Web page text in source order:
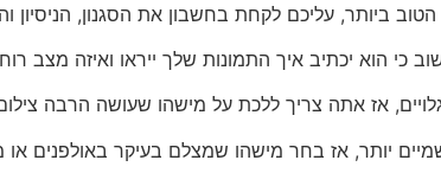
ביותר, עליכם לקחת בחשבון את הסגנון, הניסיון
כי הוא יכתיב איך התמונות שלך ייראו ואיזה מצב
אז אתה צריך ללכת על מישהו שעושה הרבה
יותר, אז בחר מישהו שמצלם בעיקר באולפנים או